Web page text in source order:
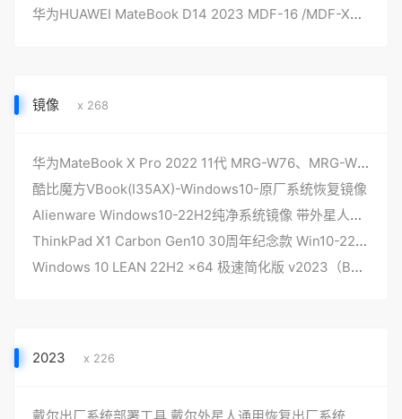
华为HUAWEI MateBook D14 2023 MDF-16 /MDF-XX win11原厂工厂系统 安装自带F10智能还原 恢复开箱时状态
镜像 x 268
华为MateBook X Pro 2022 11代 MRG-W76、MRG-W56 原厂windows11系统工厂模式 带F10华为智能一键还原
酷比魔方VBook(I35AX)-Windows10-原厂系统恢复镜像
Alienware Windows10-22H2纯净系统镜像 带外星人壁纸 不带驱动 可通用
ThinkPad X1 Carbon Gen10 30周年纪念款 Win10-22H2专业版 原厂OEM系统
Windows 10 LEAN 22H2 x64 极速简化版 v2023（Build19045.2728）
2023 x 226